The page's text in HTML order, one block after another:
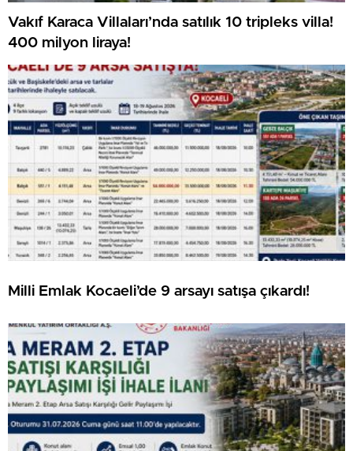
Vakıf Karaca Villaları’nda satılık 10 tripleks villa!
400 milyon liraya!
Milli Emlak Kocaeli’de 9 arsayı satışa çıkardı!